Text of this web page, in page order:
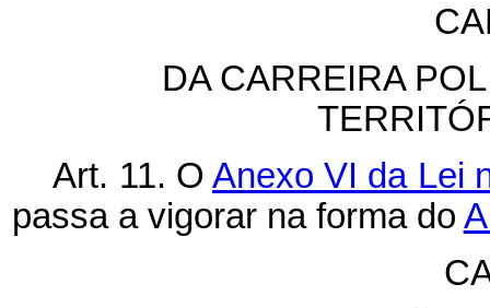
DA CARREIRA
Art. 11. OAnexo VI da Lei
passa a vigorar na forma do